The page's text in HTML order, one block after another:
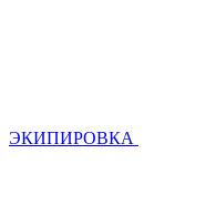
ЭКИПИРОВКА